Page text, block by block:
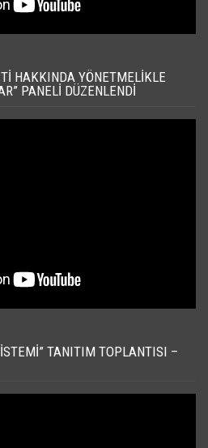
HAKKINDA YÖNETMELIKLE
PANELI DÜZENLENDI
TANITIM TOPLANTISI –